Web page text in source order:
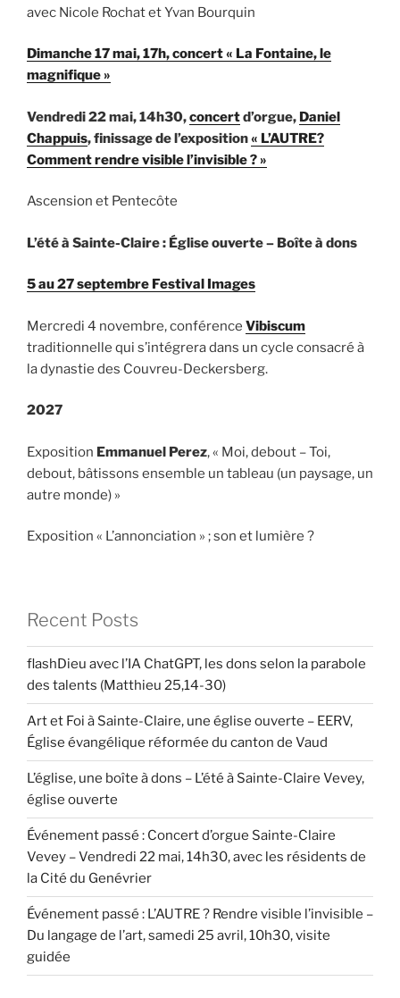
avec Nicole Rochat et Yvan Bourquin
Dimanche 17 mai, 17h, concert « La Fontaine, le
magnifique »
Vendredi 22 mai, 14h30,concertd’orgue, Daniel
Chappuis, finissage de l’exposition« L’AUTRE?
Comment rendre visible l’invisible ? »
Ascension et Pentecôte
L’été à Sainte-Claire : Église ouverte – Boîte à dons
5 au 27 septembre Festival Images
Mercredi 4 novembre, conférence Vibiscum
traditionnelle qui s’intégrera dans un cycle consacré à
la dynastie des Couvreu-Deckersberg.
2027
Exposition Emmanuel Perez, « Moi, debout – Toi,
debout, bâtissons ensemble un tableau (un paysage, un
autre monde) »
Exposition « L’annonciation » ; son et lumière ?
Recent Posts
flashDieu avec l’IA ChatGPT, les dons selon la parabole
des talents (Matthieu 25,14-30)
Art et Foi à Sainte-Claire, une église ouverte – EERV,
Église évangélique réformée du canton de Vaud
L’église, une boîte à dons – L’été à Sainte-Claire Vevey,
église ouverte
Événement passé : Concert d’orgue Sainte-Claire
Vevey – Vendredi 22 mai, 14h30, avec les résidents de
la Cité du Genévrier
Événement passé : L’AUTRE ? Rendre visible l’invisible –
Du langage de l’art, samedi 25 avril, 10h30, visite
guidée